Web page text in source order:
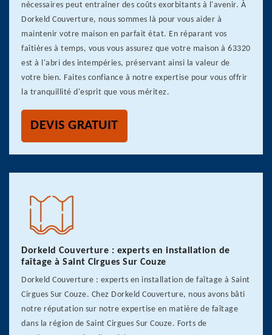
nécessaires peut entraîner des coûts exorbitants à l'avenir. À
Dorkeld Couverture, nous sommes là pour vous aider à
maintenir votre maison en parfait état. En réparant vos
faîtières à temps, vous vous assurez que votre maison à 63320
est à l'abri des intempéries, préservant ainsi la valeur de
votre bien. Faites confiance à notre expertise pour vous offrir
la tranquillité d'esprit que vous méritez.
DEVIS GRATUIT
Dorkeld Couverture : experts en installation de
faîtage à Saint Cirgues Sur Couze
Dorkeld Couverture : experts en installation de faîtage à Saint
Cirgues Sur Couze. Chez Dorkeld Couverture, nous avons bâti
notre réputation sur notre expertise en matière de faîtage
dans la région de Saint Cirgues Sur Couze. Forts de